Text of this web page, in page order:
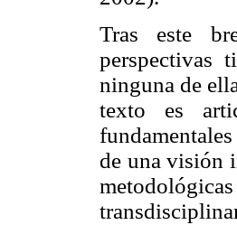
Tras este
perspectivas
ninguna de
texto es
de una visión